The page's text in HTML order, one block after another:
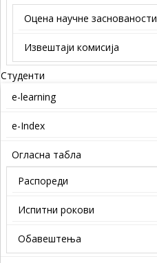
Оцена научне заснованости
Извештаји комисија
Студенти
e-learning
e-Index
Огласна табла
Распореди
Испитни рокови
Обавештења